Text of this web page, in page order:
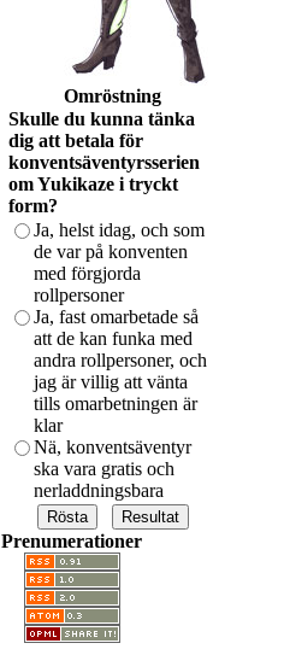
Omröstning
Skulle du kunna tänka
dig att betala för
konventsäventyrsserien
om Yukikaze i tryckt
form?
Ja, helst idag, och som
de var på konventen
med förgjorda
rollpersoner
Ja, fast omarbetade så
att de kan funka med
andra rollpersoner, och
jag är villig att vänta
tills omarbetningen är
klar
Nä, konventsäventyr
ska vara gratis och
nerladdningsbara
Prenumerationer